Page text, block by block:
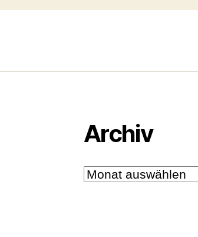
Archiv
Archiv